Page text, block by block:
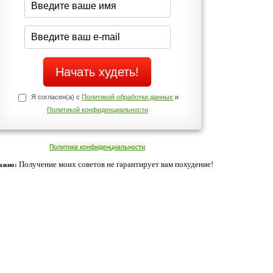
Да
Нет
Телефоны службы поддержки
+7 (909) 421-77-27
cookies. Оставаясь с нами, вы соглашаетесь с нашей
Согласен